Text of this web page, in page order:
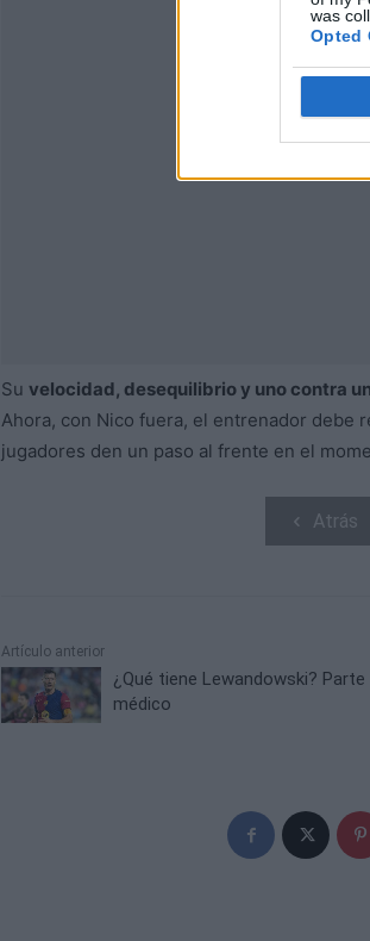
was
Opted
Su velocidad, desequilibrio y uno contra
Ahora, con Nico fuera, el entrenador debe
jugadores den un paso al frente en el
Atrás
Artículo anterior
¿Qué tiene Lewandowski? Parte
médico